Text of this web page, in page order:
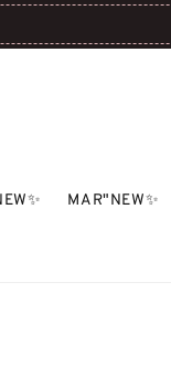
和FB截圖給我們再
MAR"NEW✨